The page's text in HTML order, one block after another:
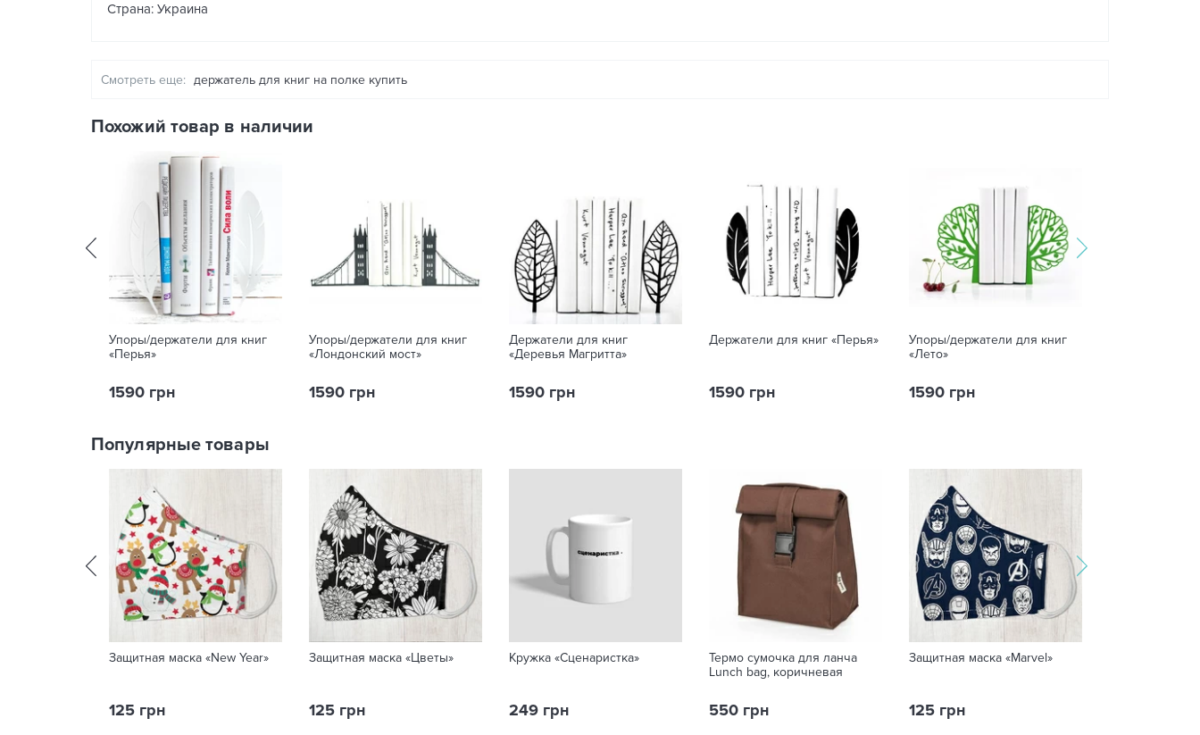
Страна: Украина
Смотреть еще: держатель для книг на полке купить
Похожий товар в наличии
Упоры/держатели для книг
«Перья»
1590 грн
Упоры/держатели для книг
«Лондонский мост»
1590 грн
Держатели для книг
«Деревья Магритта»
1590 грн
Держатели для книг «Перья»
1590 грн
Упоры/держатели для книг
«Лето»
1590 грн
Популярные товары
Защитная маска «New Year»
125 грн
Защитная маска «Цветы»
125 грн
Кружка «Сценаристка»
249 грн
Термо сумочка для ланча
Lunch bag, коричневая
550 грн
Защитная маска «Marvel»
125 грн